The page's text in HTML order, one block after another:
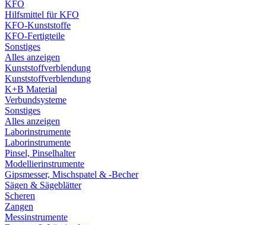
KFO
Hilfsmittel für KFO
KFO-Kunststoffe
KFO-Fertigteile
Sonstiges
Alles anzeigen
Kunststoffverblendung
Kunststoffverblendung
K+B Material
Verbundsysteme
Sonstiges
Alles anzeigen
Laborinstrumente
Laborinstrumente
Pinsel, Pinselhalter
Modellierinstrumente
Gipsmesser, Mischspatel & -Becher
Sägen & Sägeblätter
Scheren
Zangen
Messinstrumente